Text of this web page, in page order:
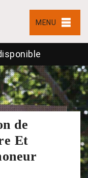
MENU
de
Et